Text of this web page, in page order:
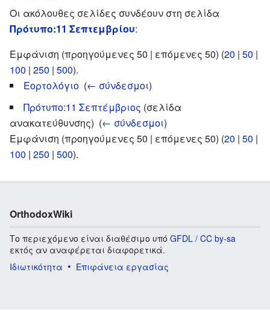
Οι ακόλουθες σελίδες συνδέουν στη σελίδα
Πρότυπο:11 Σεπτεμβρίου:
Εμφάνιση (προηγούμενες 50 | επόμενες 50) (20 | 50 |
100 | 250 | 500).
Εορτολόγιο (← σύνδεσμοι)
Πρότυπο:11 Σεπτέμβριος (σελίδα
ανακατεύθυνσης) ‎ (← σύνδεσμοι)
Εμφάνιση (προηγούμενες 50 | επόμενες 50) (20 | 50 |
100 | 250 | 500).
OrthodoxWiki
Το περιεχόμενο είναι διαθέσιμο υπό GFDL / CC by-sa
εκτός αν αναφέρεται διαφορετικά.
Ιδιωτικότητα
Επιφάνεια εργασίας